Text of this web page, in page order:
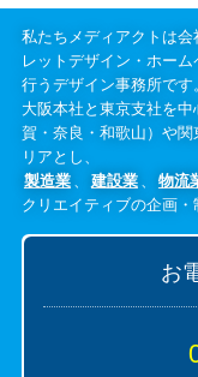
私たちメディアクトは
レットデザイン・ホー
行うデザイン事務所です
大阪本社と東京支社を
賀・奈良・和歌山）や
リアとし、
製造業
建設業 物流
クリエイティブの企画・
お